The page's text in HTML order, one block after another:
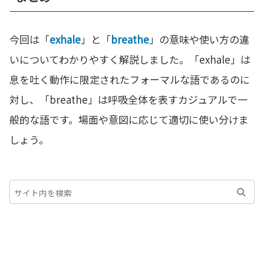
今回は「exhale」と「breathe」の意味や使い方の違
いについてわかりやすく解説しました。「exhale」は
息を吐く動作に限定されたフォーマルな語であるのに
対し、「breathe」は呼吸全体を表すカジュアルで一
般的な語です。場面や意図に応じて適切に使い分けま
しょう。